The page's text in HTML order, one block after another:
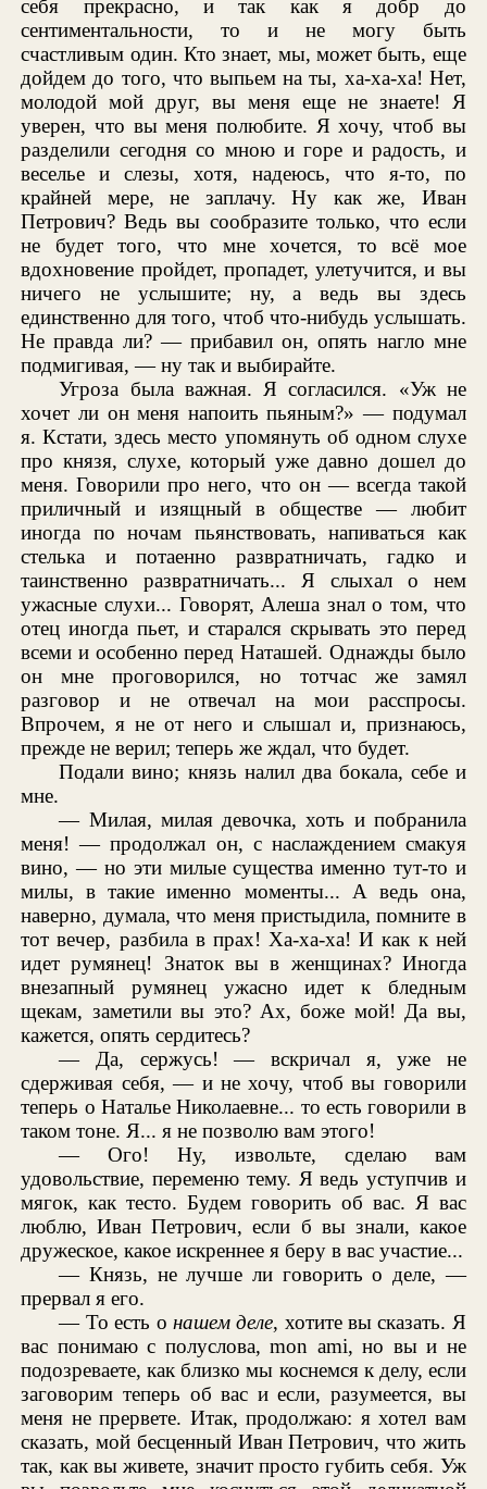
себя прекрасно, и так как я добр до
сентиментальности, то и не могу быть
счастливым один. Кто знает, мы, может быть, еще
дойдем до того, что выпьем на ты, ха-ха-ха! Нет,
молодой мой друг, вы меня еще не знаете! Я
уверен, что вы меня полюбите. Я хочу, чтоб вы
разделили сегодня со мною и горе и радость, и
веселье и слезы, хотя, надеюсь, что я-то, по
крайней мере, не заплачу. Ну как же, Иван
Петрович? Ведь вы сообразите только, что если
не будет того, что мне хочется, то всё мое
вдохновение пройдет, пропадет, улетучится, и вы
ничего не услышите; ну, а ведь вы здесь
единственно для того, чтоб что-нибудь услышать.
Не правда ли? — прибавил он, опять нагло мне
подмигивая, — ну так и выбирайте.
Угроза была важная. Я согласился. «Уж не
хочет ли он меня напоить пьяным?» — подумал
я. Кстати, здесь место упомянуть об одном слухе
про князя, слухе, который уже давно дошел до
меня. Говорили про него, что он — всегда такой
приличный и изящный в обществе — любит
иногда по ночам пьянствовать, напиваться как
стелька и потаенно развратничать, гадко и
таинственно развратничать... Я слыхал о нем
ужасные слухи... Говорят, Алеша знал о том, что
отец иногда пьет, и старался скрывать это перед
всеми и особенно перед Наташей. Однажды было
он мне проговорился, но тотчас же замял
разговор и не отвечал на мои расспросы.
Впрочем, я не от него и слышал и, признаюсь,
прежде не верил; теперь же ждал, что будет.
Подали вино; князь налил два бокала, себе и
мне.
— Милая, милая девочка, хоть и побранила
меня! — продолжал он, с наслаждением смакуя
вино, — но эти милые существа именно тут-то и
милы, в такие именно моменты... А ведь она,
наверно, думала, что меня пристыдила, помните в
тот вечер, разбила в прах! Ха-ха-ха! И как к ней
идет румянец! Знаток вы в женщинах? Иногда
внезапный румянец ужасно идет к бледным
щекам, заметили вы это? Ах, боже мой! Да вы,
кажется, опять сердитесь?
— Да, сержусь! — вскричал я, уже не
сдерживая себя, — и не хочу, чтоб вы говорили
теперь о Наталье Николаевне... то есть говорили в
таком тоне. Я... я не позволю вам этого!
— Ого! Ну, извольте, сделаю вам
удовольствие, переменю тему. Я ведь уступчив и
мягок, как тесто. Будем говорить об вас. Я вас
люблю, Иван Петрович, если б вы знали, какое
дружеское, какое искреннее я беру в вас участие...
— Князь, не лучше ли говорить о деле, —
прервал я его.
— То есть о нашем деле, хотите вы сказать. Я
вас понимаю с полуслова, mon ami, но вы и не
подозреваете, как близко мы коснемся к делу, если
заговорим теперь об вас и если, разумеется, вы
меня не прервете. Итак, продолжаю: я хотел вам
сказать, мой бесценный Иван Петрович, что жить
так, как вы живете, значит просто губить себя. Уж